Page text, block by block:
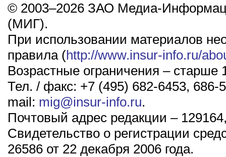
© 2003–2026 ЗАО Медиа-
(МИГ).
При использовании материалов
правила (http://www.insur-info.ru/
Возрастные ограничения – старше
Тел. / факс: +7 (495) 682-6453, 686-
mail: mig@insur-info.ru.
Почтовый адрес редакции –
Свидетельство о регистрации
26586 от 22 декабря 2006 года.